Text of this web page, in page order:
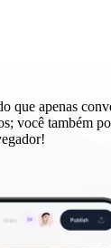
apenas
você também